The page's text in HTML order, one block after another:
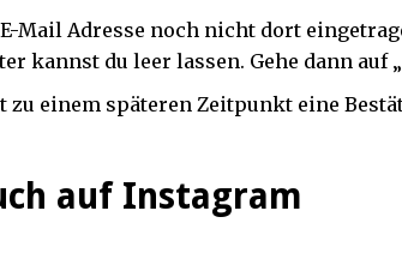
Mail Adresse noch nicht dort
kannst du leer lassen. Gehe dann auf
zu einem späteren Zeitpunkt eine
auf Instagram